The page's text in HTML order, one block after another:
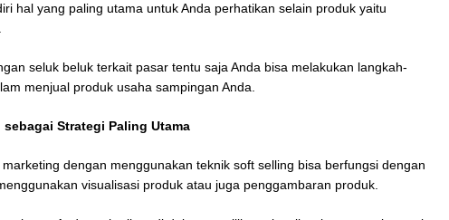
hal yang paling utama untuk Anda perhatikan selain produk yaitu
seluk beluk terkait pasar tentu saja Anda bisa melakukan langkah-
menjual produk usaha sampingan Anda.
Strategi Paling Utama
dengan menggunakan teknik soft selling bisa berfungsi dengan
visualisasi produk atau juga penggambaran produk.